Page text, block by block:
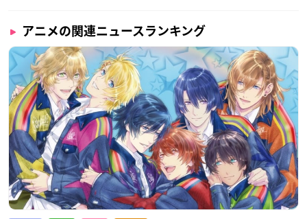
アニメの関連ニュースランキング